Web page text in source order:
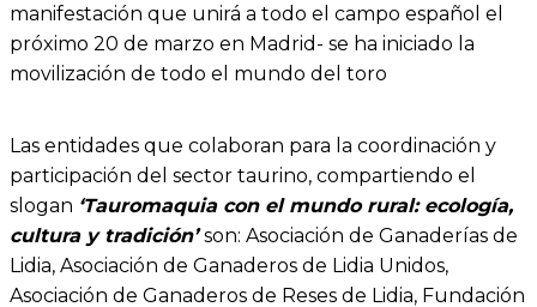
manifestación que unirá a todo el campo español el
próximo 20 de marzo en Madrid- se ha iniciado la
movilización de todo el mundo del toro
Las entidades que colaboran para la coordinación y
participación del sector taurino, compartiendo el
slogan ‘Tauromaquia con el mundo rural: ecología,
cultura y tradición’son: Asociación de Ganaderías de
Lidia, Asociación de Ganaderos de Lidia Unidos,
Asociación de Ganaderos de Reses de Lidia, Fundación